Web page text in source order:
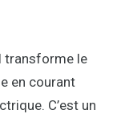
transforme le
en courant
C’est un